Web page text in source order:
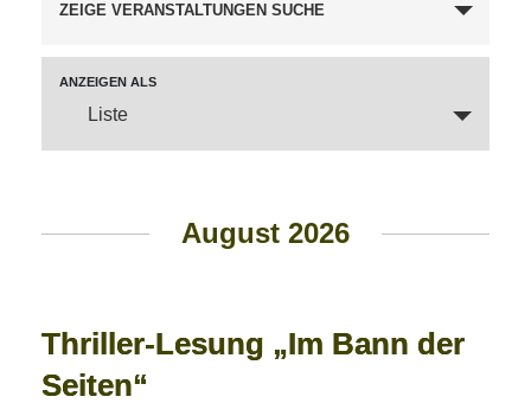
Suche
und
Ansichten,
Navigation
ZEIGE VERANSTALTUNGEN SUCHE
Veranstaltung
Ansichten-
Navigation
ANZEIGEN ALS
Liste
August 2026
Thriller-Lesung „Im Bann der
Seiten“